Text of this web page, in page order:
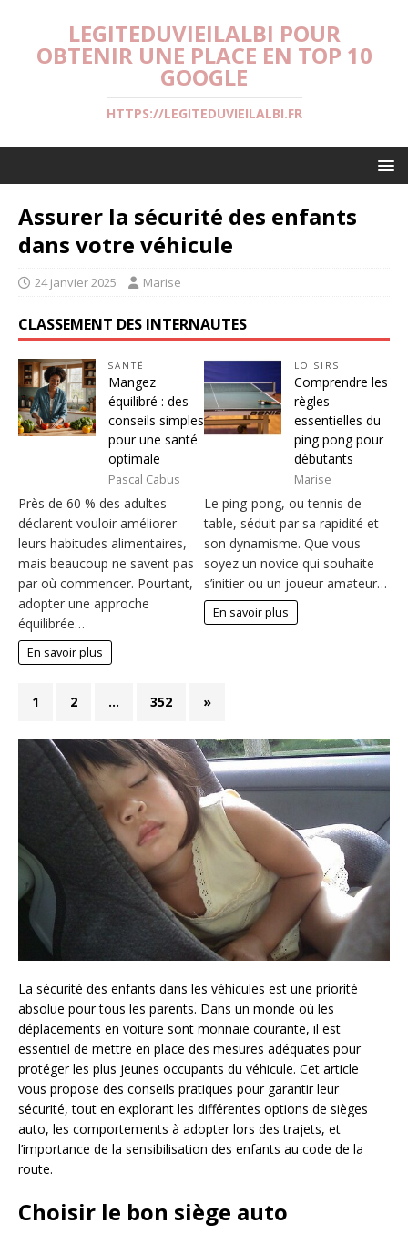
LEGITEDUVIEILALBI POUR
OBTENIR UNE PLACE EN TOP 10
GOOGLE
HTTPS://LEGITEDUVIEILALBI.FR
Assurer la sécurité des enfants
dans votre véhicule
24 janvier 2025 Marise
CLASSEMENT DES INTERNAUTES
SANTÉ
Mangez
équilibré : des
conseils simples
pour une santé
optimale
Pascal Cabus
Près de 60 % des adultes
déclarent vouloir améliorer
leurs habitudes alimentaires,
mais beaucoup ne savent pas
par où commencer. Pourtant,
adopter une approche
équilibrée…
En savoir plus
LOISIRS
Comprendre les
règles
essentielles du
ping pong pour
débutants
Marise
Le ping-pong, ou tennis de
table, séduit par sa rapidité et
son dynamisme. Que vous
soyez un novice qui souhaite
s’initier ou un joueur amateur…
En savoir plus
1 2 … 352 »
La sécurité des enfants dans les véhicules est une priorité
absolue pour tous les parents. Dans un monde où les
déplacements en voiture sont monnaie courante, il est
essentiel de mettre en place des mesures adéquates pour
protéger les plus jeunes occupants du véhicule. Cet article
vous propose des conseils pratiques pour garantir leur
sécurité, tout en explorant les différentes options de sièges
auto, les comportements à adopter lors des trajets, et
l’importance de la sensibilisation des enfants au code de la
route.
Choisir le bon siège auto